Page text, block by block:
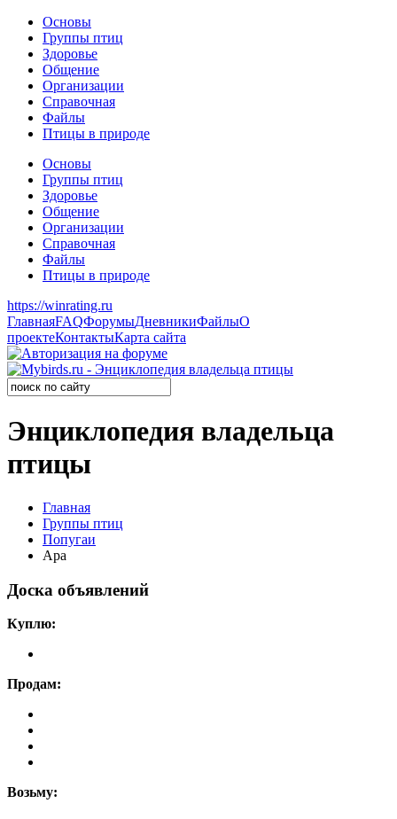
Основы
Группы птиц
Здоровье
Общение
Организации
Справочная
Файлы
Птицы в природе
Основы
Группы птиц
Здоровье
Общение
Организации
Справочная
Файлы
Птицы в природе
https://winrating.ru
ГлавнаяFAQФорумыДневникиФайлыО
проектеКонтактыКарта сайта
Энциклопедия владельца
птицы
Главная
Группы птиц
Попугаи
Ара
Доска объявлений
Куплю:
Продам:
Возьму: